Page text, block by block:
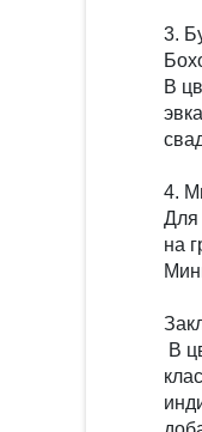
3.
В
4.
Для
на
В